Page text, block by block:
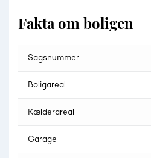
Fakta om boligen
Sagsnummer
Boligareal
Kælderareal
Garage